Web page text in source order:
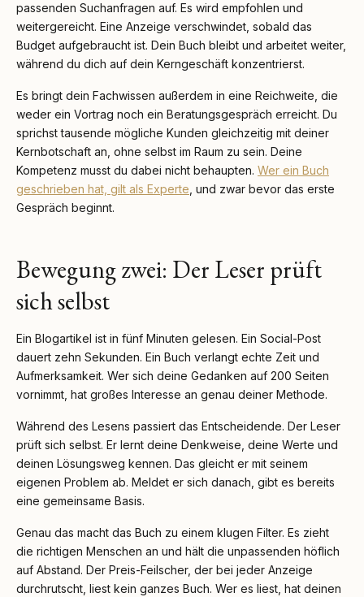
passenden Suchanfragen auf. Es wird empfohlen und
weitergereicht. Eine Anzeige verschwindet, sobald das
Budget aufgebraucht ist. Dein Buch bleibt und arbeitet weiter,
während du dich auf dein Kerngeschäft konzentrierst.
Es bringt dein Fachwissen außerdem in eine Reichweite, die
weder ein Vortrag noch ein Beratungsgespräch erreicht. Du
sprichst tausende mögliche Kunden gleichzeitig mit deiner
Kernbotschaft an, ohne selbst im Raum zu sein. Deine
Kompetenz musst du dabei nicht behaupten. Wer ein Buch
geschrieben hat, gilt als Experte , und zwar bevor das erste
Gespräch beginnt.
Bewegung zwei: Der Leser prüft
sich selbst
Ein Blogartikel ist in fünf Minuten gelesen. Ein Social-Post
dauert zehn Sekunden. Ein Buch verlangt echte Zeit und
Aufmerksamkeit. Wer sich deine Gedanken auf 200 Seiten
vornimmt, hat großes Interesse an genau deiner Methode.
Während des Lesens passiert das Entscheidende. Der Leser
prüft sich selbst. Er lernt deine Denkweise, deine Werte und
deinen Lösungsweg kennen. Das gleicht er mit seinem
eigenen Problem ab. Meldet er sich danach, gibt es bereits
eine gemeinsame Basis.
Genau das macht das Buch zu einem klugen Filter. Es zieht
die richtigen Menschen an und hält die unpassenden höflich
auf Abstand. Der Preis-Feilscher, der bei jeder Anzeige
durchrutscht, liest kein ganzes Buch. Wer es liest, hat deinen